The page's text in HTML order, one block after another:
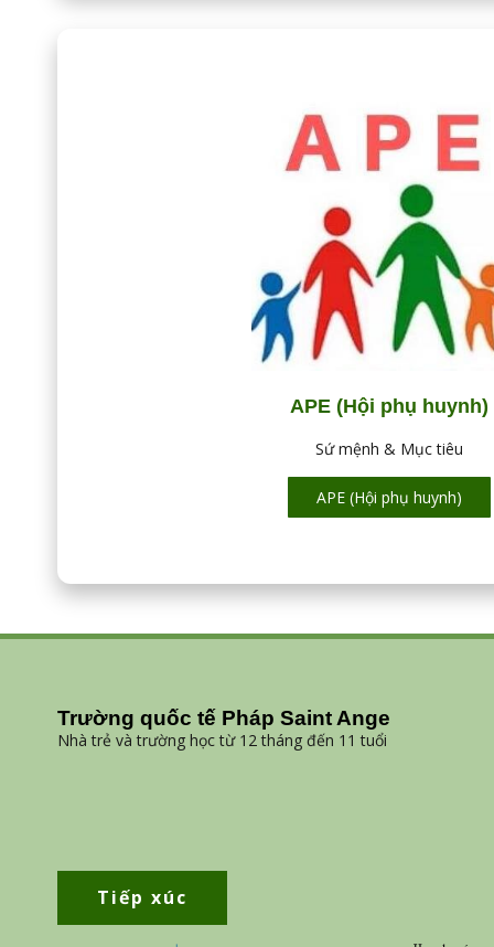
APE (Hội phụ huynh)
Sứ mệnh & Mục tiêu
APE (Hội phụ huynh)
Trường quốc tế Pháp Saint Ange
Nhà trẻ và trường học từ 12 tháng đến 11 tuổi
Tiếp xúc